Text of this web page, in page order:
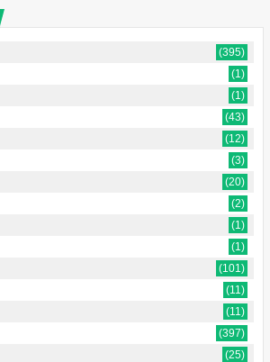
(395)
(1)
(1)
(43)
(12)
(3)
(20)
(2)
(1)
(1)
(101)
(11)
(11)
(397)
(25)